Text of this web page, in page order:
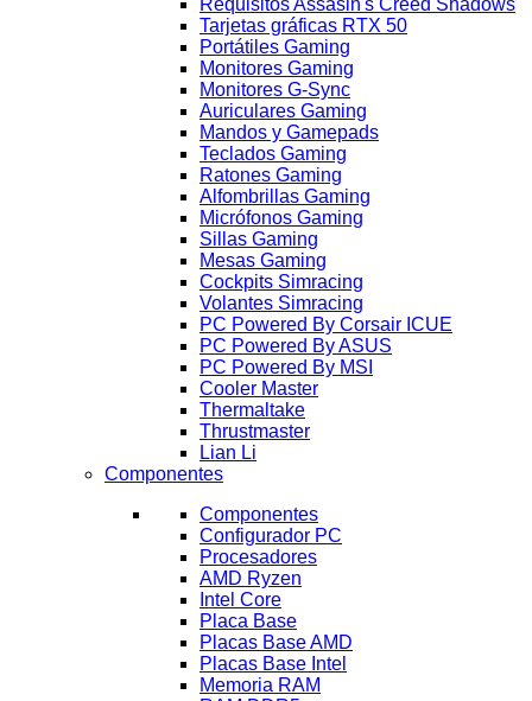
Requisitos Assasin's Creed Shadows
Tarjetas gráficas RTX 50
Portátiles Gaming
Monitores Gaming
Monitores G-Sync
Auriculares Gaming
Mandos y Gamepads
Teclados Gaming
Ratones Gaming
Alfombrillas Gaming
Micrófonos Gaming
Sillas Gaming
Mesas Gaming
Cockpits Simracing
Volantes Simracing
PC Powered By Corsair ICUE
PC Powered By ASUS
PC Powered By MSI
Cooler Master
Thermaltake
Thrustmaster
Lian Li
Componentes
Componentes
Configurador PC
Procesadores
AMD Ryzen
Intel Core
Placa Base
Placas Base AMD
Placas Base Intel
Memoria RAM